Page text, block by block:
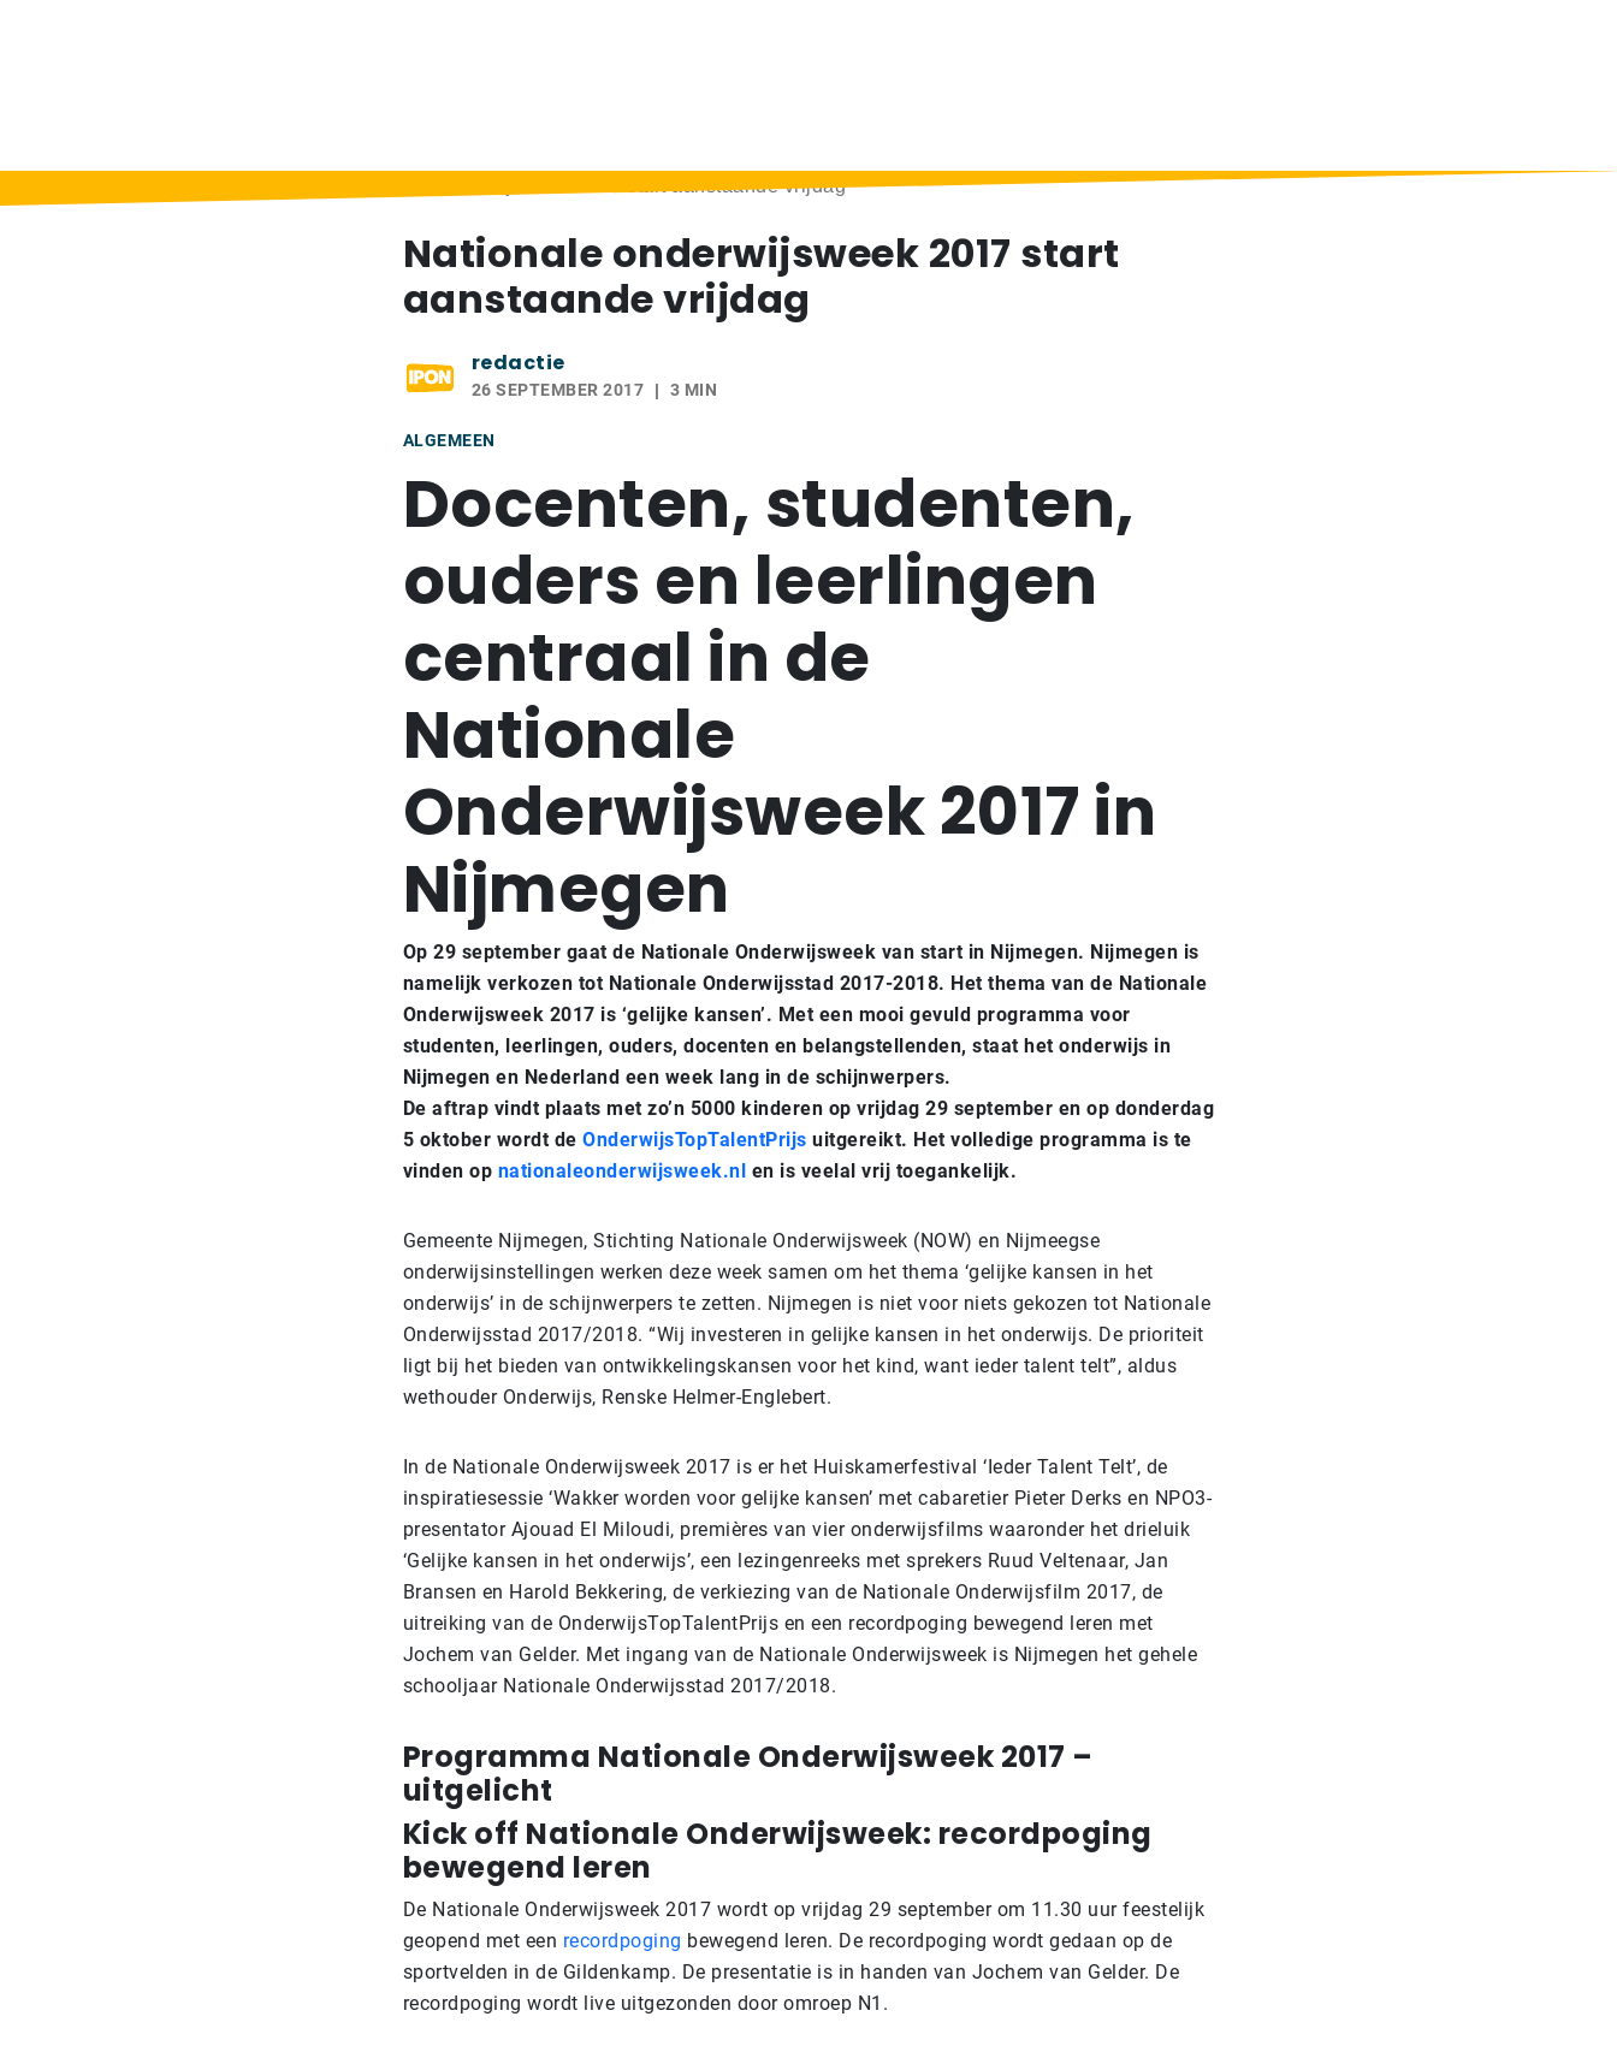
Nationale onderwijsweek 2017 start aanstaande vrijdag
Nationale onderwijsweek 2017 start
aanstaande vrijdag
redactie
26 SEPTEMBER 2017 3 MIN
ALGEMEEN
Docenten, studenten,
ouders en leerlingen
centraal in de
Nationale
Onderwijsweek 2017 in
Nijmegen
Op 29 september gaat de Nationale Onderwijsweek van start in Nijmegen. Nijmegen is
namelijk verkozen tot Nationale Onderwijsstad 2017-2018. Het thema van de Nationale
Onderwijsweek 2017 is ‘gelijke kansen’. Met een mooi gevuld programma voor
studenten, leerlingen, ouders, docenten en belangstellenden, staat het onderwijs in
Nijmegen en Nederland een week lang in de schijnwerpers.
De aftrap vindt plaats met zo’n 5000 kinderen op vrijdag 29 september en op donderdag
5 oktober wordt de OnderwijsTopTalentPrijs uitgereikt. Het volledige programma is te
vinden op nationaleonderwijsweek.nl en is veelal vrij toegankelijk.
Gemeente Nijmegen, Stichting Nationale Onderwijsweek (NOW) en Nijmeegse
onderwijsinstellingen werken deze week samen om het thema ‘gelijke kansen in het
onderwijs’ in de schijnwerpers te zetten. Nijmegen is niet voor niets gekozen tot Nationale
Onderwijsstad 2017/2018. “Wij investeren in gelijke kansen in het onderwijs. De prioriteit
ligt bij het bieden van ontwikkelingskansen voor het kind, want ieder talent telt”, aldus
wethouder Onderwijs, Renske Helmer-Englebert.
In de Nationale Onderwijsweek 2017 is er het Huiskamerfestival ‘Ieder Talent Telt’, de
inspiratiesessie ‘Wakker worden voor gelijke kansen’ met cabaretier Pieter Derks en NPO3-
presentator Ajouad El Miloudi, premières van vier onderwijsfilms waaronder het drieluik
‘Gelijke kansen in het onderwijs’, een lezingenreeks met sprekers Ruud Veltenaar, Jan
Bransen en Harold Bekkering, de verkiezing van de Nationale Onderwijsfilm 2017, de
uitreiking van de OnderwijsTopTalentPrijs en een recordpoging bewegend leren met
Jochem van Gelder. Met ingang van de Nationale Onderwijsweek is Nijmegen het gehele
schooljaar Nationale Onderwijsstad 2017/2018.
Programma Nationale Onderwijsweek 2017 –
uitgelicht
Kick off Nationale Onderwijsweek: recordpoging
bewegend leren
De Nationale Onderwijsweek 2017 wordt op vrijdag 29 september om 11.30 uur feestelijk
geopend met een recordpoging bewegend leren. De recordpoging wordt gedaan op de
sportvelden in de Gildenkamp. De presentatie is in handen van Jochem van Gelder. De
recordpoging wordt live uitgezonden door omroep N1.